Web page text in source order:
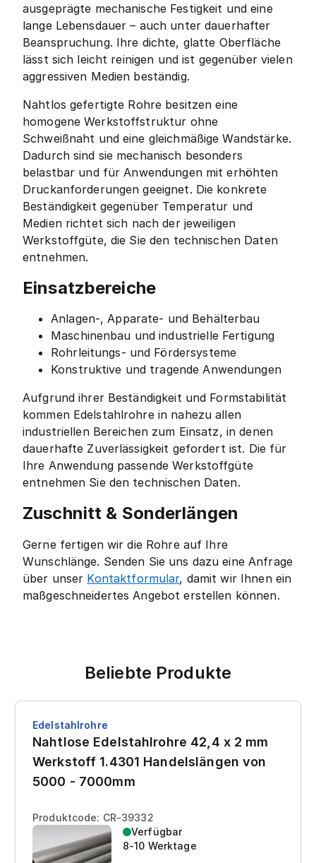
ausgeprägte mechanische Festigkeit und eine
lange Lebensdauer – auch unter dauerhafter
Beanspruchung. Ihre dichte, glatte Oberfläche
lässt sich leicht reinigen und ist gegenüber vielen
aggressiven Medien beständig.
Nahtlos gefertigte Rohre besitzen eine
homogene Werkstoffstruktur ohne
Schweißnaht und eine gleichmäßige Wandstärke.
Dadurch sind sie mechanisch besonders
belastbar und für Anwendungen mit erhöhten
Druckanforderungen geeignet. Die konkrete
Beständigkeit gegenüber Temperatur und
Medien richtet sich nach der jeweiligen
Werkstoffgüte, die Sie den technischen Daten
entnehmen.
Einsatzbereiche
Anlagen-, Apparate- und Behälterbau
Maschinenbau und industrielle Fertigung
Rohrleitungs- und Fördersysteme
Konstruktive und tragende Anwendungen
Aufgrund ihrer Beständigkeit und Formstabilität
kommen Edelstahlrohre in nahezu allen
industriellen Bereichen zum Einsatz, in denen
dauerhafte Zuverlässigkeit gefordert ist. Die für
Ihre Anwendung passende Werkstoffgüte
entnehmen Sie den technischen Daten.
Zuschnitt & Sonderlängen
Gerne fertigen wir die Rohre auf Ihre
Wunschlänge. Senden Sie uns dazu eine Anfrage
über unser Kontaktformular, damit wir Ihnen ein
maßgeschneidertes Angebot erstellen können.
Beliebte Produkte
Edelstahlrohre
Nahtlose Edelstahlrohre 42,4 x 2 mm
Werkstoff 1.4301 Handelslängen von
5000 - 7000mm
Produktcode: CR-39332
Verfügbar
8-10 Werktage